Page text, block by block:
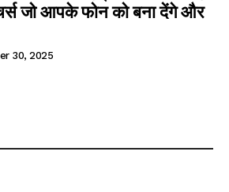
जो आपके फोन को बना देंगे और
30, 2025